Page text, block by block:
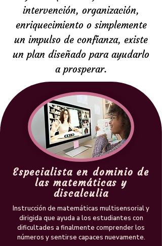
intervención, organización,
enriquecimiento o simplemente
un impulso de confianza, existe
un plan diseñado para ayudarlo
a prosperar.
Especialista en dominio de
las matemáticas y
discalculia
Instrucción de matemáticas multisensorial y
dirigida que ayuda a los estudiantes con
dificultades a finalmente comprender los
números y sentirse capaces nuevamente.